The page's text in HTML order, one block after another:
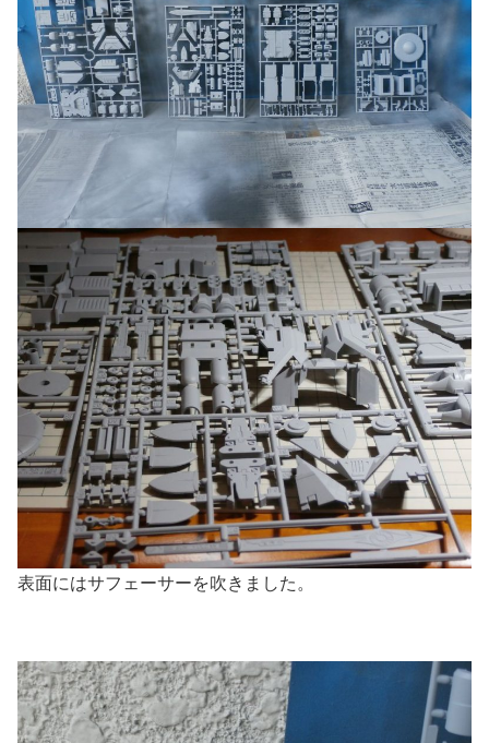
表面にはサフェーサーを吹きました。